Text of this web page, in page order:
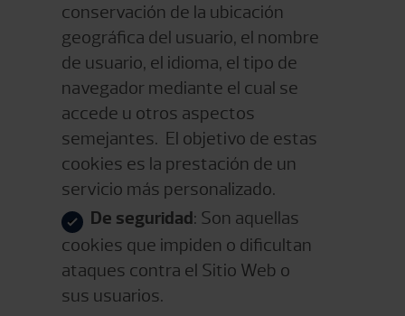
conservación de la ubicación
geográfica del usuario, el nombre
de usuario, el idioma, el tipo de
navegador mediante el cual se
accede u otros aspectos
semejantes. El objetivo de estas
cookies es la prestación de un
servicio más personalizado.
De seguridad: Son aquellas
cookies que impiden o dificultan
ataques contra el Sitio Web o
sus usuarios.